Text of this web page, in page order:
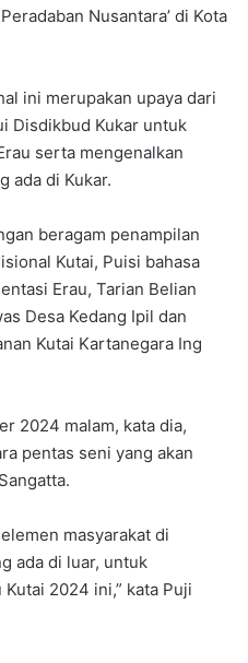
Nusantara’ di Kota
ini merupakan upaya dari
Disdikbud Kukar untuk
serta mengenalkan
ada di Kukar.
beragam penampilan
Kutai, Puisi bahasa
Erau, Tarian Belian
Desa Kedang Ipil dan
Kutai Kartanegara Ing
2024 malam, kata dia,
pentas seni yang akan
masyarakat di
ada di luar, untuk
2024 ini,” kata Puji